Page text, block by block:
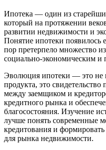
Ипотека — один из
который на протяжении
развитии недвижимости и
Понятие ипотеки появилось
пор претерпело множество
социально-экономическим и
Эволюция ипотеки — это не
продукта, это
между заемщиком и
кредитного рынка и
благосостояния. Изучение
лучше понять современные
кредитования и
для рынка недвижимости.